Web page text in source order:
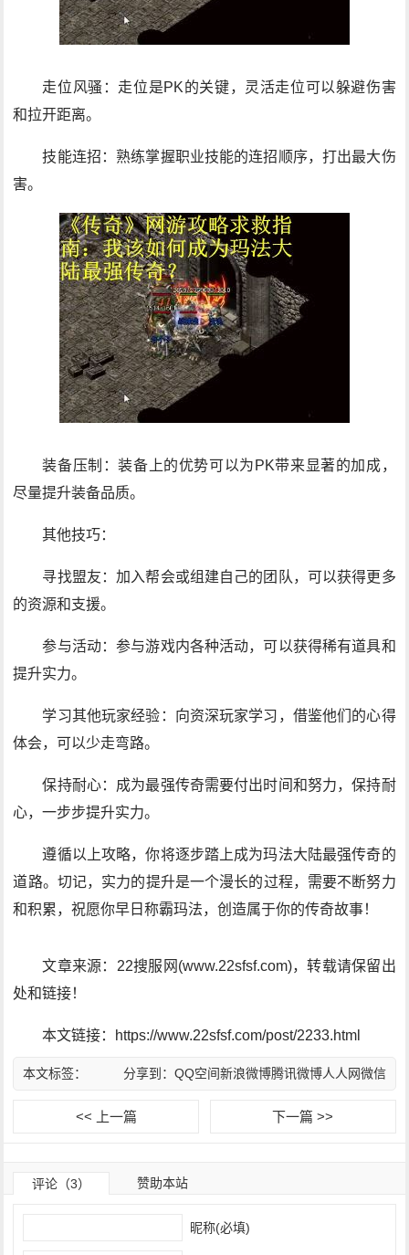
走位风骚：走位是PK的关键，灵活走位可以躲避伤害
和拉开距离。
技能连招：熟练掌握职业技能的连招顺序，打出最大伤
害。
装备压制：装备上的优势可以为PK带来显著的加成，
尽量提升装备品质。
其他技巧：
寻找盟友：加入帮会或组建自己的团队，可以获得更多
的资源和支援。
参与活动：参与游戏内各种活动，可以获得稀有道具和
提升实力。
学习其他玩家经验：向资深玩家学习，借鉴他们的心得
体会，可以少走弯路。
保持耐心：成为最强传奇需要付出时间和努力，保持耐
心，一步步提升实力。
遵循以上攻略，你将逐步踏上成为玛法大陆最强传奇的
道路。切记，实力的提升是一个漫长的过程，需要不断努力
和积累，祝愿你早日称霸玛法，创造属于你的传奇故事！
文章来源：22搜服网(www.22sfsf.com)，转载请保留出
处和链接！
本文链接：https://www.22sfsf.com/post/2233.html
分享到： QQ空间新浪微博腾讯微博人人网微信
本文标签：
<< 上一篇 下一篇 >>
评论（3） 赞助本站
昵称(必填)